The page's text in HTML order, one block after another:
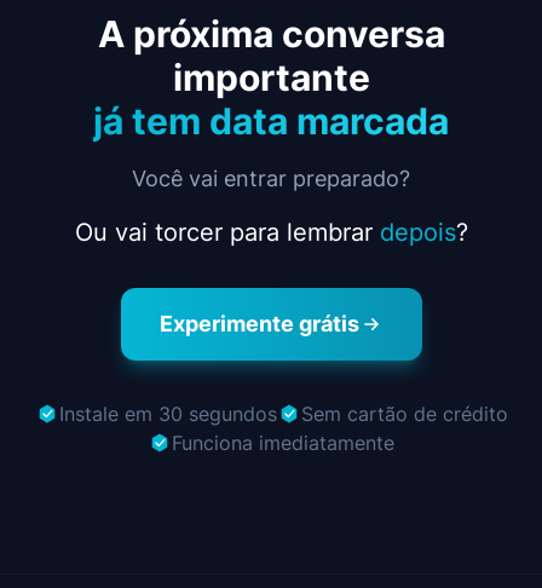
A próxima conversa
importante
já tem data marcada
Você vai entrar preparado?
Ou vai torcer para lembrar depois?
Experimente grátis
Instale em 30 segundos
Sem cartão de crédito
Funciona imediatamente